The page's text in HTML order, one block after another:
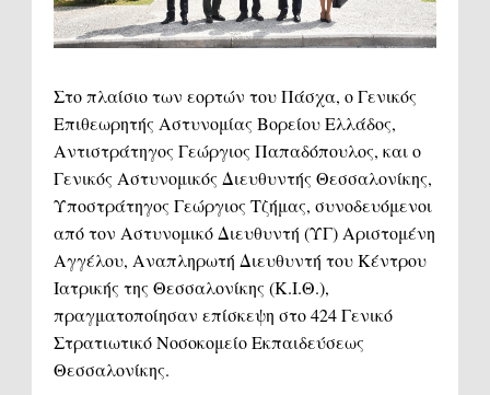
Στο πλαίσιο των εορτών του Πάσχα, οΓενικός
Επιθεωρητής Αστυνομίας Βορείου Ελλάδος,
Αντιστράτηγος Γεώργιος Παπαδόπουλος, και ο
Γενικός Αστυνομικός Διευθυντής Θεσσαλονίκης,
Υποστράτηγος Γεώργιος Τζήμας, συνοδευόμενοι
από τον Αστυνομικό Διευθυντή (ΥΓ) Αριστομένη
Αγγέλου, Αναπληρωτή Διευθυντή του Κέντρου
Ιατρικής της Θεσσαλονίκης (Κ.Ι.Θ.),
πραγματοποίησαν επίσκεψη στο 424 Γενικό
Στρατιωτικό Νοσοκομείο Εκπαιδεύσεως
Θεσσαλονίκης.